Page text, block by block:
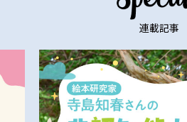
連載記事